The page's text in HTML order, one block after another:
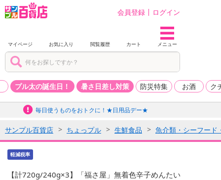
会員登録 ログイン
マイページ お気に入り 閲覧履歴 カート メニュー
プル太の誕生日！ 暑さ日差し対策 防災特集 お酒 ク
毎日使うものをおトクに！★日用品デー★
サンプル百貨店 ちょっプル 生鮮食品 魚介類・シーフード
軽減税率
【計720g/240g×3】「福さ屋」無着色辛子めんたい